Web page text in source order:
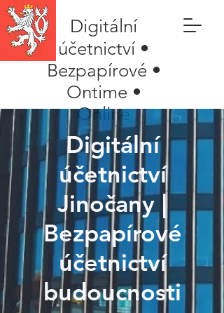
Digitální
účetnictví •
Bezpapírové •
Ontime •
Online
Digitální
účetnictví
Jinočany |
Bezpapírové
účetnictví
budoucnosti